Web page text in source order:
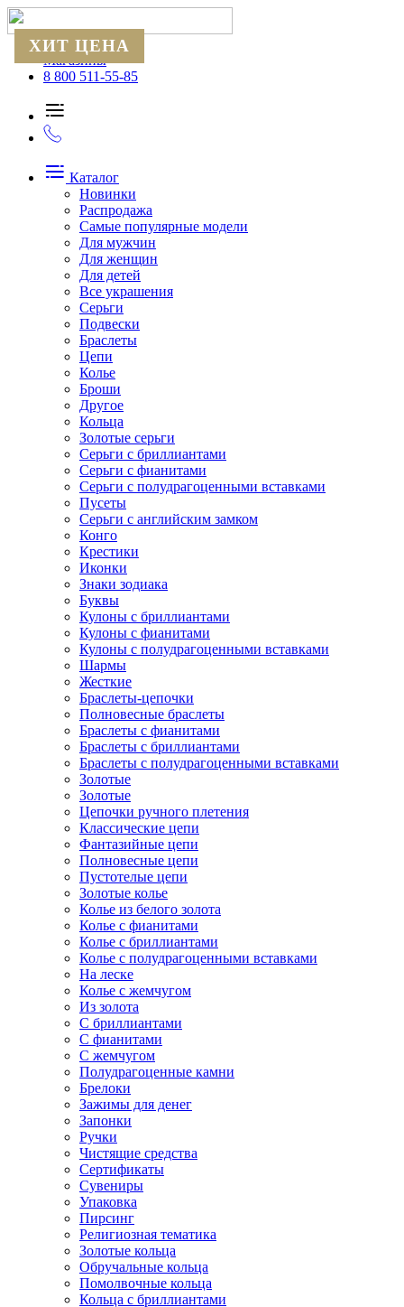
Магазины
8 800 511-55-85
Каталог
Новинки
Распродажа
Самые популярные модели
Для мужчин
Для женщин
Для детей
Все украшения
Серьги
Подвески
Браслеты
Цепи
Колье
Броши
Другое
Кольца
Золотые серьги
Серьги с бриллиантами
Серьги с фианитами
Серьги с полудрагоценными вставками
Пусеты
Серьги с английским замком
Конго
Крестики
Иконки
Знаки зодиака
Буквы
Кулоны с бриллиантами
Кулоны с фианитами
Кулоны с полудрагоценными вставками
Шармы
Жесткие
Браслеты-цепочки
Полновесные браслеты
Браслеты с фианитами
Браслеты с бриллиантами
Браслеты с полудрагоценными вставками
Золотые
Золотые
Цепочки ручного плетения
Классические цепи
Фантазийные цепи
Полновесные цепи
Пустотелые цепи
Золотые колье
Колье из белого золота
Колье с фианитами
Колье с бриллиантами
Колье с полудрагоценными вставками
На леске
Колье с жемчугом
Из золота
С бриллиантами
С фианитами
С жемчугом
Полудрагоценные камни
Брелоки
Зажимы для денег
Запонки
Ручки
Чистящие средства
Сертификаты
Сувениры
Упаковка
Пирсинг
Религиозная тематика
Золотые кольца
Обручальные кольца
Помолвочные кольца
Кольца с бриллиантами
ХИТ ЦЕНА